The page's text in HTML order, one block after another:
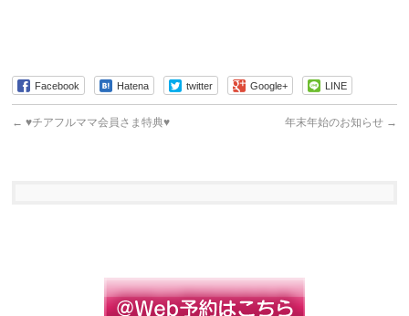
Facebook Hatena twitter Google+ LINE
← ♥チアフルママ会員さま特典♥ 年末年始のお知らせ →